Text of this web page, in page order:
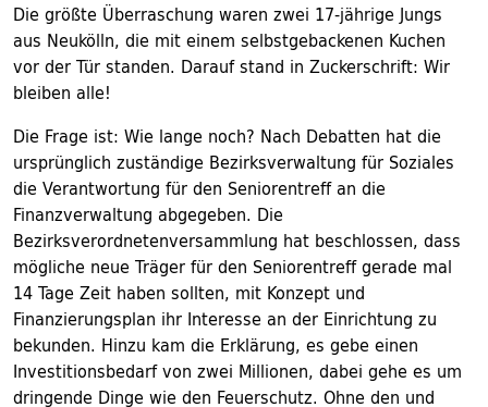
Die größte Überraschung waren zwei 17-jährige Jungs
aus Neukölln, die mit einem selbstgebackenen Kuchen
vor der Tür standen. Darauf stand in Zuckerschrift: Wir
bleiben alle!
Die Frage ist: Wie lange noch? Nach Debatten hat die
ursprünglich zuständige Bezirksverwaltung für Soziales
die Verantwortung für den Seniorentreff an die
Finanzverwaltung abgegeben. Die
Bezirksverordnetenversammlung hat beschlossen, dass
mögliche neue Träger für den Seniorentreff gerade mal
14 Tage Zeit haben sollten, mit Konzept und
Finanzierungsplan ihr Interesse an der Einrichtung zu
bekunden. Hinzu kam die Erklärung, es gebe einen
Investitionsbedarf von zwei Millionen, dabei gehe es um
dringende Dinge wie den Feuerschutz. Ohne den und